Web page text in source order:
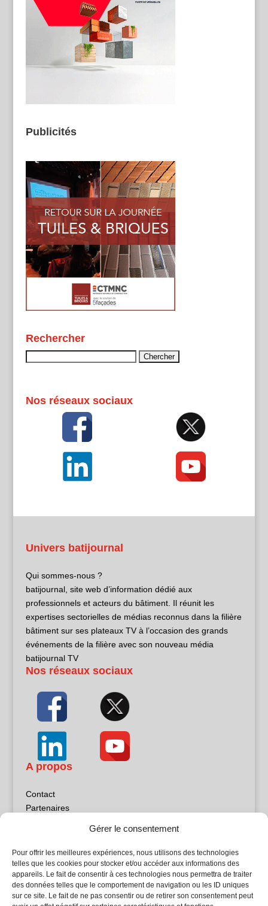
Gérer le consentement
Pour offrir les meilleures expériences, nous utilisons des technologies
telles que les cookies pour stocker et/ou accéder aux informations des
appareils. Le fait de consentir à ces technologies nous permettra de traiter
des données telles que le comportement de navigation ou les ID uniques
sur ce site. Le fait de ne pas consentir ou de retirer son consentement peut
Publicités
Rechercher
Nos réseaux sociaux
Univers batijournal
Qui sommes-nous ?
batijournal, site web d’information dédié aux
professionnels et acteurs du bâtiment. Il réunit les
expertises sectorielles de médias reconnus dans la filière
bâtiment sur ses plateaux TV à l’occasion des grands
événements de la filière avec son nouveau média
batijournal TV
Nos réseaux sociaux
A propos
Contact
Partenaires
Politique de confidentialité
Sites partenaires
5Façades
Atrium Patrimoine